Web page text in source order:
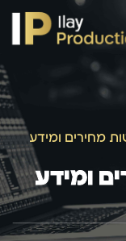
מחירים ומידע
ומידע